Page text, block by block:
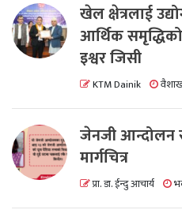
खेल क्षेत्रलाई
आर्थिक
इश्वर जिसी
KTM Dainik
जेनजी आन्दोलन
मार्गचित्र
प्रा. डा. ईन्दु आचार्य